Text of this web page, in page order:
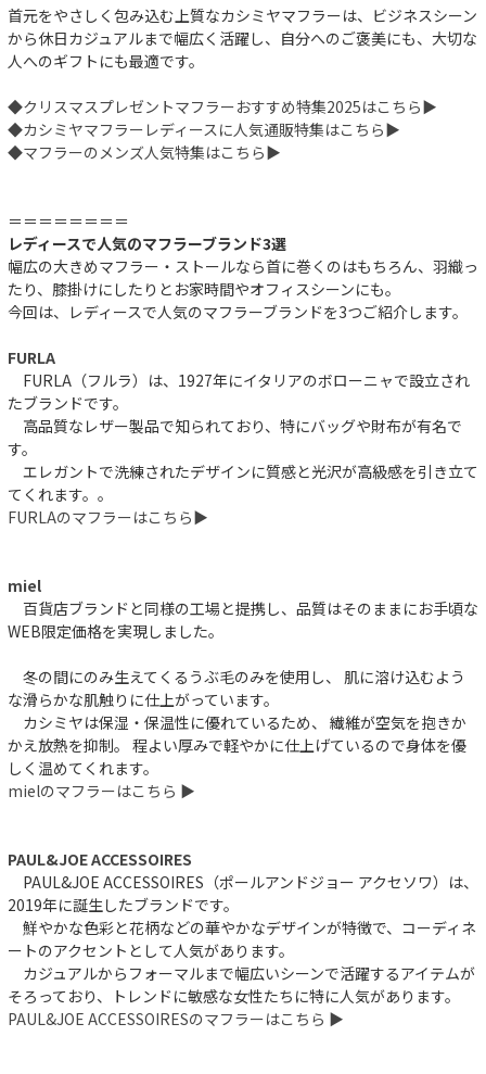
首元をやさしく包み込む上質なカシミヤマフラーは、ビジネスシーン
から休日カジュアルまで幅広く活躍し、自分へのご褒美にも、大切な
人へのギフトにも最適です。
◆クリスマスプレゼントマフラーおすすめ特集2025はこちら▶︎
◆カシミヤマフラーレディースに人気通販特集はこちら▶︎
◆マフラーのメンズ人気特集はこちら▶︎
＝＝＝＝＝＝＝＝
レディースで人気のマフラーブランド3選
幅広の大きめマフラー・ストールなら首に巻くのはもちろん、羽織っ
たり、膝掛けにしたりとお家時間やオフィスシーンにも。
今回は、レディースで人気のマフラーブランドを3つご紹介します。
FURLA
FURLA（フルラ）は、1927年にイタリアのボローニャで設立され
たブランドです。
高品質なレザー製品で知られており、特にバッグや財布が有名で
す。
エレガントで洗練されたデザインに質感と光沢が高級感を引き立て
てくれます。。
FURLAのマフラーはこちら▶︎
miel
百貨店ブランドと同様の工場と提携し、品質はそのままにお手頃な
WEB限定価格を実現しました。
冬の間にのみ生えてくるうぶ毛のみを使用し、 肌に溶け込むよう
な滑らかな肌触りに仕上がっています。
カシミヤは保湿・保温性に優れているため、 繊維が空気を抱きか
かえ放熱を抑制。 程よい厚みで軽やかに仕上げているので身体を優
しく温めてくれます。
mielのマフラーはこちら ▶︎
PAUL&JOE ACCESSOIRES
PAUL&JOE ACCESSOIRES（ポールアンドジョー アクセソワ）は、
2019年に誕生したブランドです。
鮮やかな色彩と花柄などの華やかなデザインが特徴で、コーディネ
ートのアクセントとして人気があります。
カジュアルからフォーマルまで幅広いシーンで活躍するアイテムが
そろっており、トレンドに敏感な女性たちに特に人気があります。
PAUL&JOE ACCESSOIRESのマフラーはこちら ▶︎